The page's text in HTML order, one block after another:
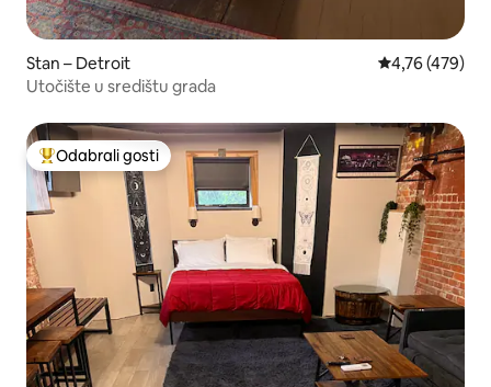
Stan – Detroit Prosječna
4,76 (479)
Utočište u središtu grada
Među najviše rangiranima s oznakom „Odabrali gosti”
Odabrali gosti